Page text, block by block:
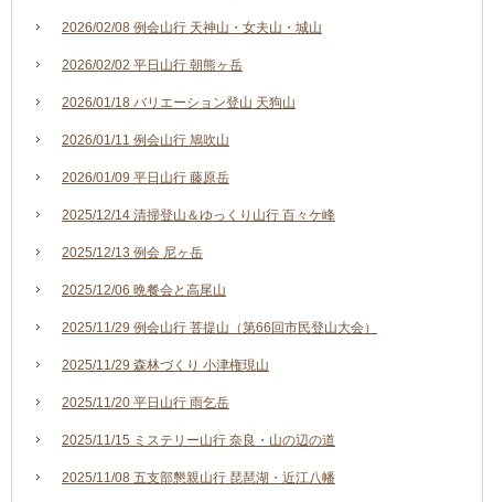
2026/02/08 例会山行 天神山・女夫山・城山
2026/02/02 平日山行 朝熊ヶ岳
2026/01/18 バリエーション登山 天狗山
2026/01/11 例会山行 鳩吹山
2026/01/09 平日山行 藤原岳
2025/12/14 清掃登山＆ゆっくり山行 百々ケ峰
2025/12/13 例会 尼ヶ岳
2025/12/06 晩餐会と高尾山
2025/11/29 例会山行 菩提山（第66回市民登山大会）
2025/11/29 森林づくり 小津権現山
2025/11/20 平日山行 雨乞岳
2025/11/15 ミステリー山行 奈良・山の辺の道
2025/11/08 五支部懇親山行 琵琶湖・近江八幡